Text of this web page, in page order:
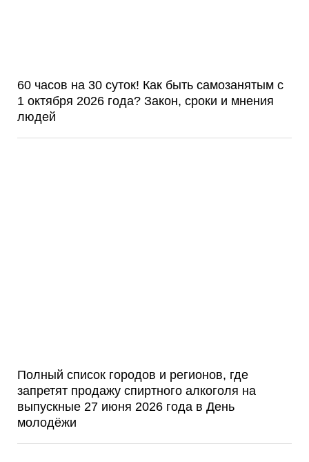
60 часов на 30 суток! Как быть самозанятым с
1 октября 2026 года? Закон, сроки и мнения
людей
Полный список городов и регионов, где
запретят продажу спиртного алкоголя на
выпускные 27 июня 2026 года в День
молодёжи